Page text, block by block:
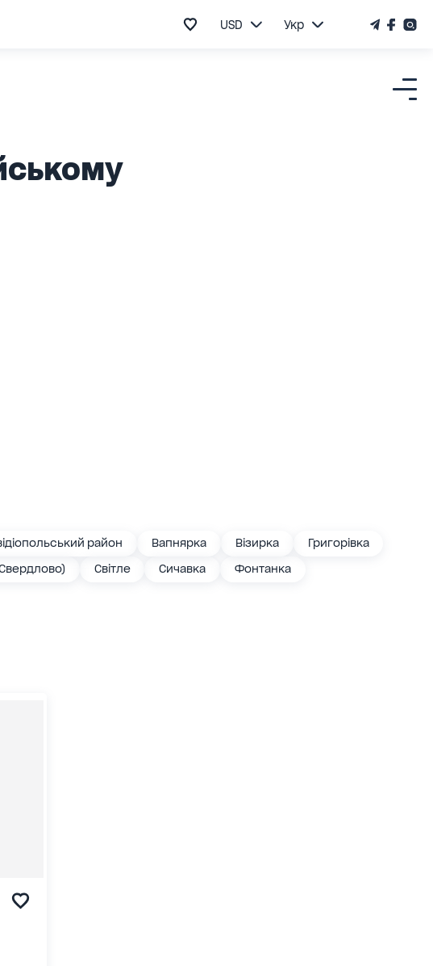
USD Укр
район Вапнярка Візирка
Григорівка
Світле Сичавка
Фонтанка